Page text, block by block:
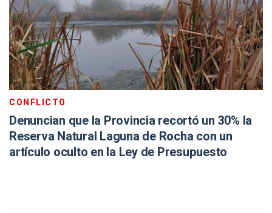
CONFLICTO
Denuncian que la Provincia recortó un 30% la
Reserva Natural Laguna de Rocha con un
artículo oculto en la Ley de Presupuesto